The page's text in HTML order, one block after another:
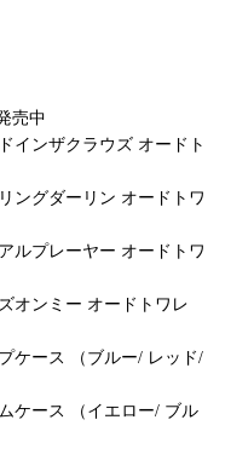
売中
インザクラウズ オードト
ングダーリン オードトワ
ルプレーヤー オードトワ
オンミー オードトワレ
ケース （ブルー/ レッド/
ケース （イエロー/ ブル